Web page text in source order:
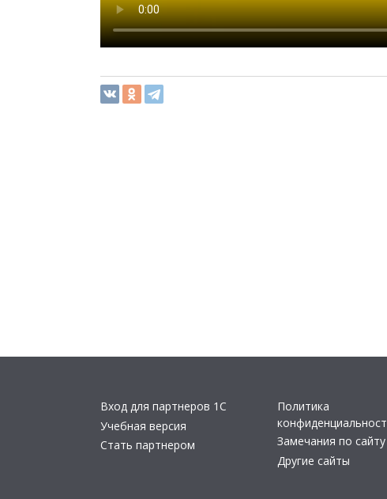
Вход для партнеров 1С
Учебная версия
Стать партнером
Политика
Замечания по сайту
Другие сайты